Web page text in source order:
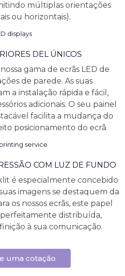
múltiplas orientações
ou horizontais).
DEL ÚNICOS
gama de ecrãs LED de
de parede. As suas
a instalação rápida e fácil,
adicionais. O seu painel
facilita a mudança do
posicionamento do ecrã.
COM LUZ DE FUNDO
é especialmente concebido
imagens se destaquem da
os nossos ecrãs, este papel
distribuída,
à sua comunicação.
uma cotação